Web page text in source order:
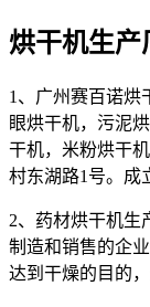
烘干机生产
1、广州赛百诺烘
眼烘干机，污泥
干机，米粉烘干
村东湖路1号。成
2、药材烘干机生
制造和销售的企
达到干燥的目的